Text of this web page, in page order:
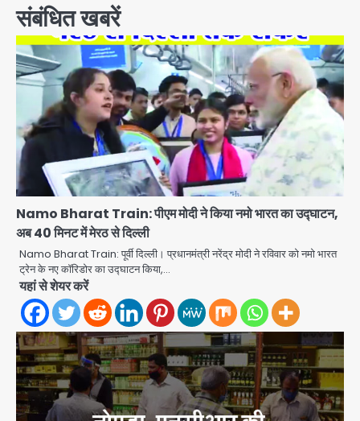
संबंधित खबरें
Namo Bharat Train: पीएम मोदी ने किया नमो भारत का उद्घाटन,
अब 40 मिनट में मेरठ से दिल्ली
Namo Bharat Train: पूर्वी दिल्ली। प्रधानमंत्री नरेंद्र मोदी ने रविवार को नमो भारत
ट्रेन के नए कॉरिडोर का उद्घाटन किया,…
यहां से शेयर करें